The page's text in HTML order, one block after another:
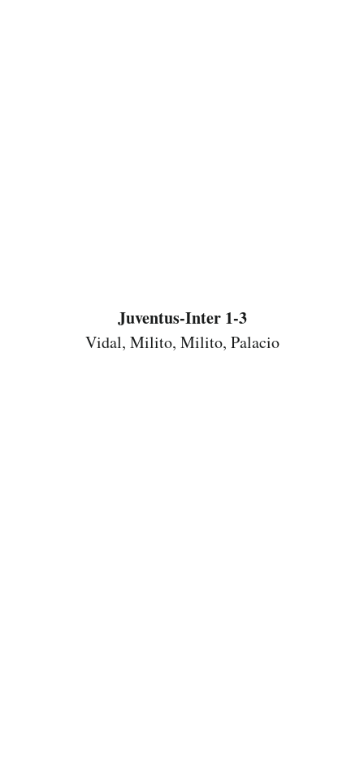
Juventus-Inter 1-3
Vidal, Milito, Milito, Palacio